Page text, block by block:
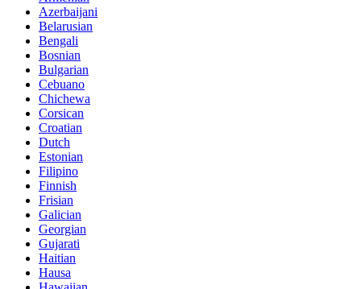
Azerbaijani
Belarusian
Bengali
Bosnian
Bulgarian
Cebuano
Chichewa
Corsican
Croatian
Dutch
Estonian
Filipino
Finnish
Frisian
Galician
Georgian
Gujarati
Haitian
Hausa